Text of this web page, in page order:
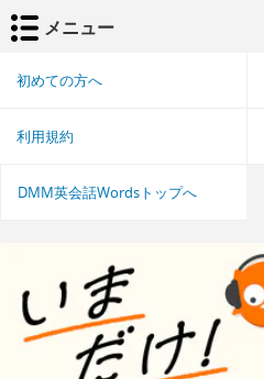
メニュー
初めての方へ
利用規約
DMM英会話Wordsトップへ